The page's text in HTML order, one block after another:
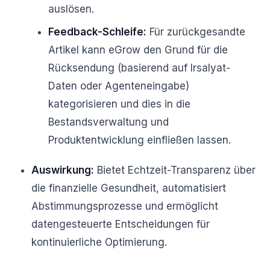
auslösen.
Feedback-Schleife: Für zurückgesandte
Artikel kann eGrow den Grund für die
Rücksendung (basierend auf Irsalyat-
Daten oder Agenteneingabe)
kategorisieren und dies in die
Bestandsverwaltung und
Produktentwicklung einfließen lassen.
Auswirkung: Bietet Echtzeit-Transparenz über
die finanzielle Gesundheit, automatisiert
Abstimmungsprozesse und ermöglicht
datengesteuerte Entscheidungen für
kontinuierliche Optimierung.